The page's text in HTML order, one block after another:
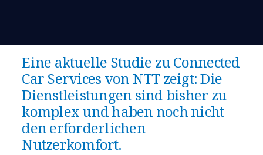
Eine aktuelle Studie zu Connected
Car Services von NTT zeigt: Die
Dienstleistungen sind bisher zu
komplex und haben noch nicht
den erforderlichen
Nutzerkomfort.